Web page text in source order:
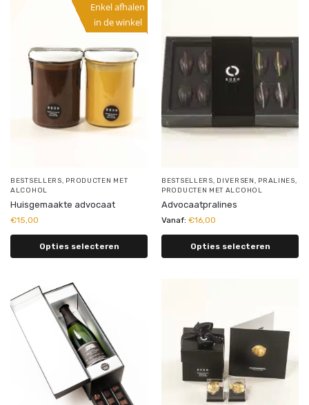
Enkel afhalen
in de winkel
BESTSELLERS, PRODUCTEN MET
ALCOHOL
Huisgemaakte advocaat
€15,00
Opties selecteren
BESTSELLERS, DIVERSEN, PRALINES,
PRODUCTEN MET ALCOHOL
Advocaatpralines
Vanaf: €16,00
Opties selecteren